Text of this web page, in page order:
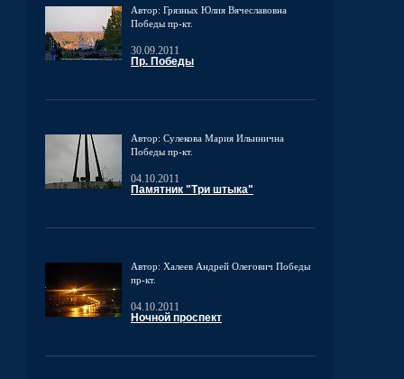
Автор: Грязных Юлия Вячеславовна
Победы пр-кт.
30.09.2011
Пр. Победы
Автор: Сулекова Мария Ильинична
Победы пр-кт.
04.10.2011
Памятник "Три штыка"
Автор: Халеев Андрей Олегович Победы
пр-кт.
04.10.2011
Ночной проспект